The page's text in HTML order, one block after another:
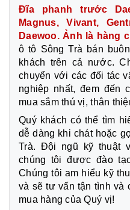
Đĩa phanh trước
Magnus, Vivant,
Daewoo. Ảnh là hàng
ô tô Sông Trà bán
khách trên cả nước.
chuyển với các đối tác
nghiệp nhất, đem đến
mua sắm thú vị, thân
Quý khách có thể tìm
dễ dàng khi chát hoặc
Trà. Đội ngũ kỹ thuật
chúng tôi được đào
Chúng tôi am hiểu kỹ
và sẽ tư vấn tận tình và
mua hàng của Quý vị!